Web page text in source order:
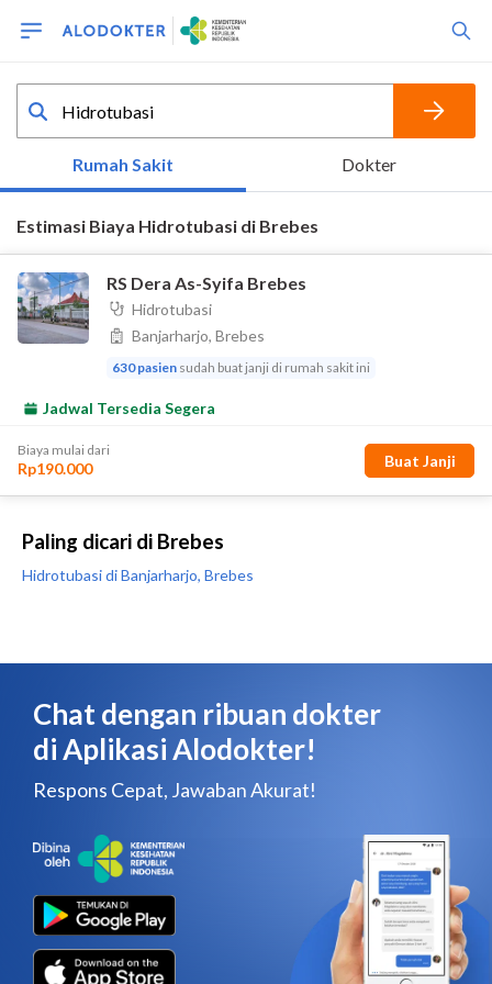
Paling dicari di Brebes
Hidrotubasi di Banjarharjo, Brebes